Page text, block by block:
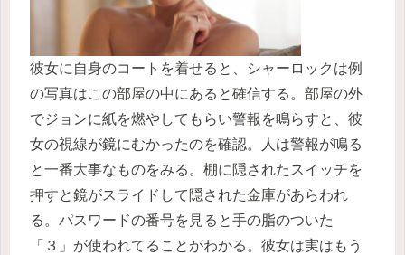
彼女に自身のコートを着せると、シャーロックは例
の写真はこの部屋の中にあると確信する。部屋の外
でジョンに紙を燃やしてもらい警報を鳴らすと、彼
女の視線が鏡にむかったのを確認。人は警報が鳴る
と一番大事なものをみる。棚に隠されたスイッチを
押すと鏡がスライドして隠された金庫があらわれ
る。パスワードの番号を見ると手の脂のついた
「３」が使われてることがわかる。彼女は実はもう